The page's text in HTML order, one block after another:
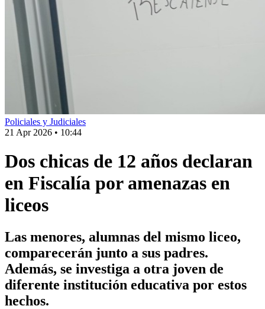
Policiales y Judiciales
21 Apr 2026 • 10:44
Dos chicas de 12 años declaran
en Fiscalía por amenazas en
liceos
Las menores, alumnas del mismo liceo,
comparecerán junto a sus padres.
Además, se investiga a otra joven de
diferente institución educativa por estos
hechos.